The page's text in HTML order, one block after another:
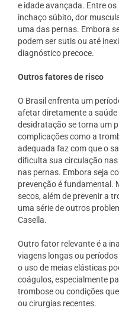
e idade avançada. Entre
inchaço súbito, dor
uma das pernas. Embora
podem ser sutis ou até
diagnóstico precoce.
Outros fatores de risco
O Brasil enfrenta um
afetar diretamente a
desidratação se torna um
complicações como a
adequada faz com que o
dificulta sua circulação
nas pernas. Embora seja
prevenção é fundamental.
secos, além de prevenir a
uma série de outros
Casella.
Outro fator relevante é a
viagens longas ou
o uso de meias elásticas
coágulos, especialmente
trombose ou condições
ou cirurgias recentes.